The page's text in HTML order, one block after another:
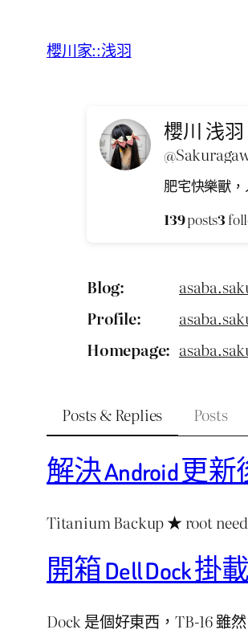
櫻川家::浅羽
櫻川 浅羽
@
肥宅快樂獸
139posts3
Blog
Profile
Homepage
Posts & Replies Posts
解決 Android 更
Titanium Backup ★ root
開箱 Dell Dock 掛
Dock 是個好東西，TB-16 雖